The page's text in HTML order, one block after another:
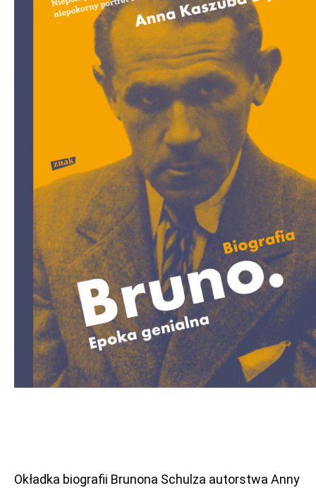
Okładka biografii Brunona Schulza autorstwa Anny